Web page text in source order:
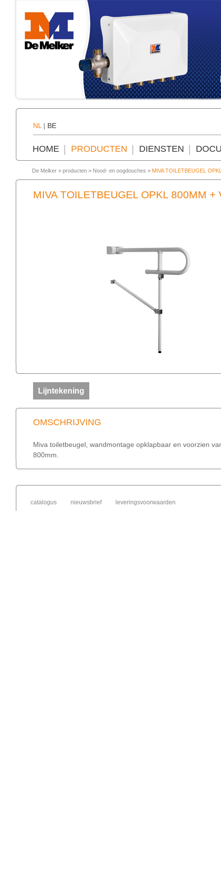
NL | BE
HOME PRODUCTEN DIENSTEN
De Melker > producten > Nood- en oogdouches > MIVA TOILETBEUGEL
MIVA TOILETBEUGEL OPKL 800MM +
Lijntekening
OMSCHRIJVING
Miva toiletbeugel, wandmontage opklapbaar en voorzien
800mm.
catalogus nieuwsbrief leveringsvoorwaarden